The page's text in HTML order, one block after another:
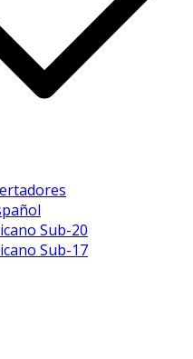
Sub-20
Sub-17